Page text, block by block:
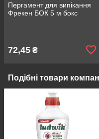
Пергамент для випiкання
Фрекен БОК 5 м бокс
72,45 ₴
Подібні товари